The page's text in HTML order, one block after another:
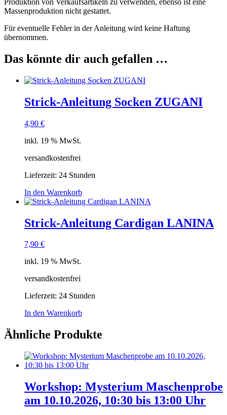
Produktion von Verkaufsartikeln zu verwenden, ebenso ist eine
Massenproduktion nicht gestattet.
Für eventuelle Fehler in der Anleitung wird keine Haftung
übernommen.
Das könnte dir auch gefallen …
Strick-Anleitung Socken ZUGANI
4,90 €
inkl. 19 % MwSt.
versandkostenfrei
Lieferzeit: 24 Stunden
In den Warenkorb
Strick-Anleitung Cardigan LANINA
7,90 €
inkl. 19 % MwSt.
versandkostenfrei
Lieferzeit: 24 Stunden
In den Warenkorb
Ähnliche Produkte
Workshop: Mysterium Maschenprobe
am 10.10.2026, 10:30 bis 13:00 Uhr